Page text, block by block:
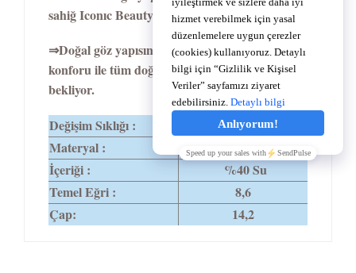
sahiğ Iconıc Beauty Serisi.
⇒Doğal göz yapısına sahip renkleri,inceliği ve
konforu ile tüm doğallıyla kullanıcılarını
bekliyor.
Değişim Sıklığı :
1-3Ay
Materyal :
%60 Polyhema
İçeriği :
%40 Su
Temel Eğri :
8,6
Çap:
14,2